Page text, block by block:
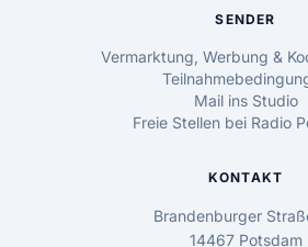
SENDER
Vermarktung, Werbung &
Mail ins Studio
Freie Stellen bei Radio
KONTAKT
Brandenburger
14467 Potsdam